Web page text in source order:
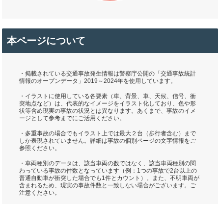
本ページについて
・掲載されている交通事故発生情報は警察庁公開の「交通事故統計
情報のオープンデータ」2019～2024年を使用しています。
・イラストに使用している各要素（車、背景、車、天候、信号、衝
突地点など）は、代表的なイメージをイラスト化しており、色や形
状等含め現実の事故の状況とは異なります。あくまで、事故のイメ
ージとして参考までにご活用ください。
・多重事故の場合でもイラスト上では最大２台（歩行者含む）まで
しか表現されていません。詳細は事故の個別ページの文字情報をご
参照ください。
・車両種別のデータは、該当車両の数ではなく、該当車両種別の関
わっている事故の件数となっています（例：1つの事故で2台以上の
普通自動車が衝突した場合でも1件とカウント）。また、不明車両が
含まれるため、現実の事故件数と一致しない場合がございます。ご
注意ください。